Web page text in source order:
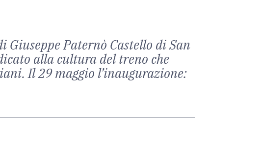
Paternò Castello di San
alla cultura del treno che
Il 29 maggio l’inaugurazione: